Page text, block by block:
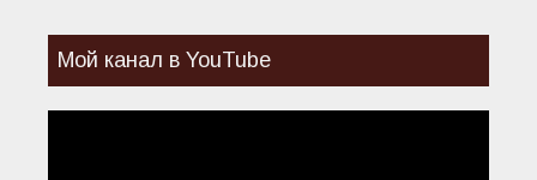
Мой канал в YouTube